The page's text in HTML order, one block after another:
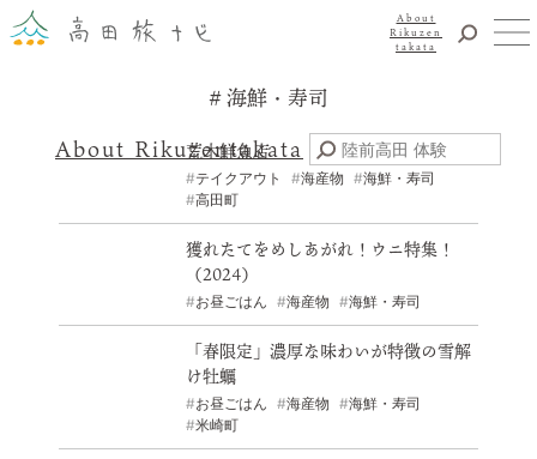
About Rikuzentakata
海鮮・寿司
荒木鮮魚店
テイクアウト 海産物
海鮮・寿司
高田町
獲れたてをめしあがれ！ウニ特集！
（2024）
お昼ごはん 海産物 海鮮・寿司
「春限定」濃厚な味わいが特徴の雪解
け牡蠣
お昼ごはん 海産物
海鮮・寿司
米崎町
About
Rikuzen
takata
震災復興
食事・グルメ
アクセス
お知らせ
YouTubeチャンネル
交通・観光サービス